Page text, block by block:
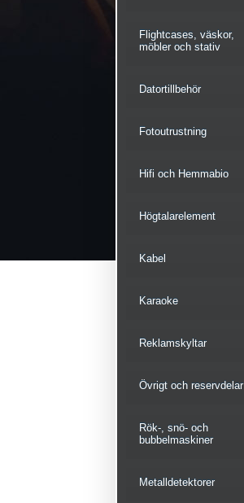
Flightcases, väskor,
möbler och stativ
Datortillbehör
Fotoutrustning
Hifi och Hemmabio
Högtalarelement
Kabel
Karaoke
Reklamskyltar
Övrigt och reservdelar
Rök-, snö- och
bubbelmaskiner
Metalldetektorer